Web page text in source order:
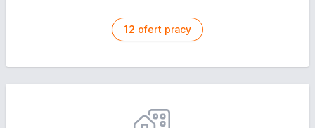
12 ofert pracy